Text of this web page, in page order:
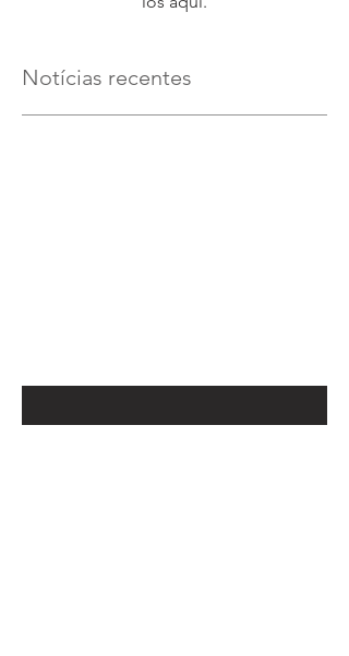
Notícias recentes